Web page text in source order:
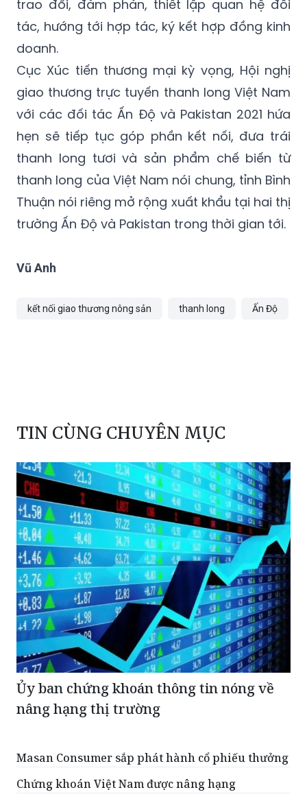
doanh.
Cục Xúc tiến thương mại kỳ vọng, Hội nghị
giao thương trực tuyến thanh long Việt Nam
với các đối tác Ấn Độ và Pakistan 2021 hứa
hẹn sẽ tiếp tục góp phần kết nối, đưa trái
thanh long tươi và sản phẩm chế biến từ
thanh long của Việt Nam nói chung, tỉnh Bình
Thuận nói riêng mở rộng xuất khẩu tại hai thị
trường Ấn Độ và Pakistan trong thời gian tới.
Vũ Anh
kết nối giao thương nông sản
Ủy ban chứng khoán thông tin nóng về
nâng hạng thị trường
Masan Consumer sắp phát hành cổ phiếu thưởng
thị trường chứng khoán Việt Nam